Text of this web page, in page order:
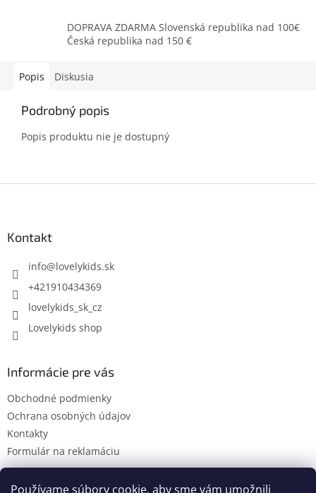
Používame súbory cookie, aby sme vám umožnili
DOPRAVA ZDARMA Slovenská republika nad 100€
Česká republika nad 150 €
Popis Diskusia
Podrobný popis
Popis produktu nie je dostupný
Kontakt
info@lovelykids.sk
+421910434369
lovelykids_sk_cz
Lovelykids shop
Informácie pre vás
Obchodné podmienky
Ochrana osobných údajov
Kontakty
Formulár na reklamáciu